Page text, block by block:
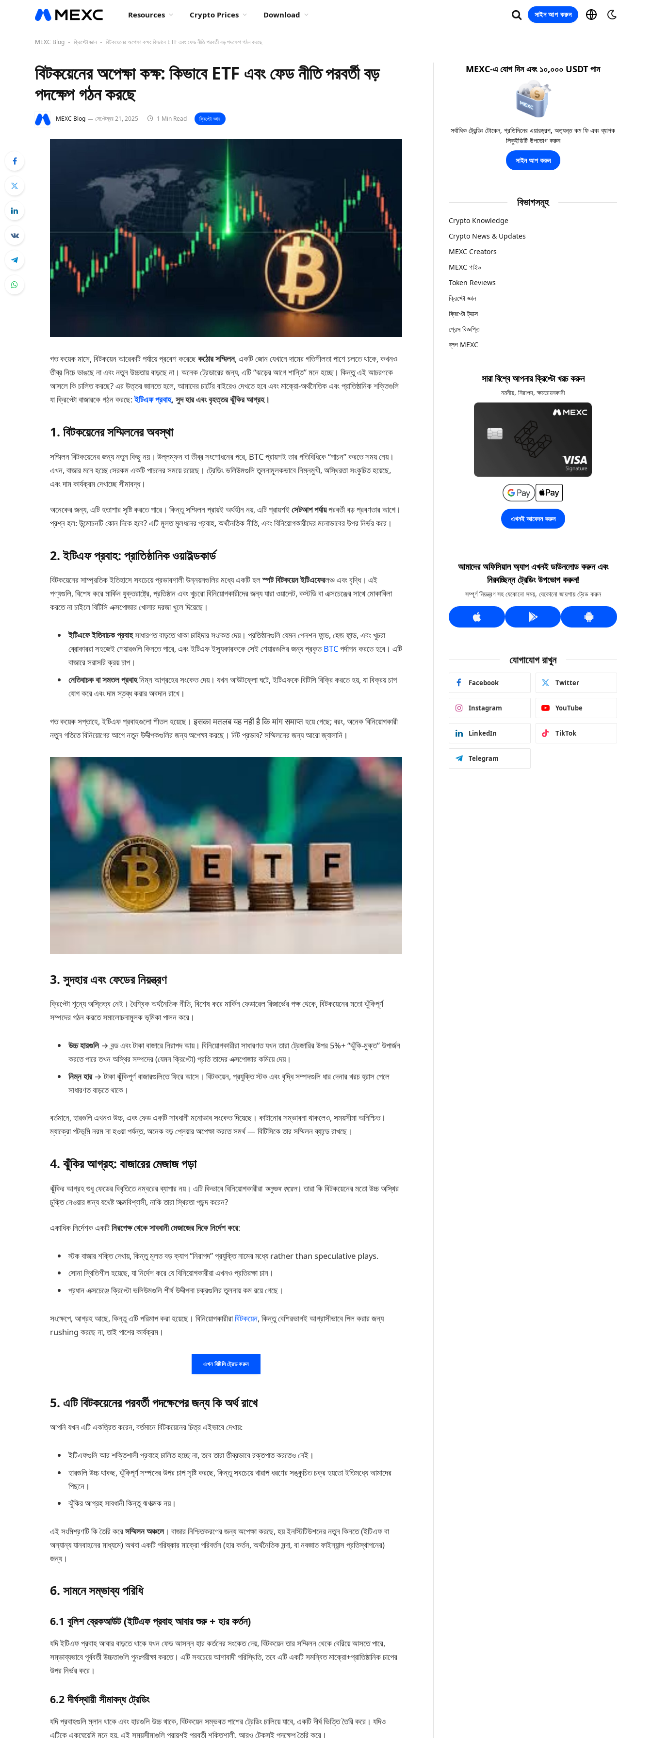
Resources Crypto Prices Download সাইন আপ করুন
MEXC Blog - ক্রিপ্টো জ্ঞান - বিটকয়েনের অপেক্ষা কক্ষ: কিভাবে ETF এবং ফেড নীতি পরবর্তী বড় পদক্ষেপ গঠন করছে
বিটকয়েনের অপেক্ষা কক্ষ: কিভাবে ETF এবং ফেড নীতি পরবর্তী বড়
পদক্ষেপ গঠন করছে
MEXC Blog সেপ্টেম্বর 21, 2025 1 Min Read ক্রিপ্টো জ্ঞান
গত কয়েক মাসে, বিটকয়েন আরেকটি পর্যায়ে প্রবেশ করেছেকঠোর সম্মিলন, একটি জোন যেখানে দামের গতিশীলতা পাশে চলতে থাকে, কখনও
তীব্র নিচে ভাঙছে না এবং নতুন উচ্চতায় বাড়ছে না। অনেক ট্রেডারের জন্য, এটি “ঝড়ের আগে শান্তি” মনে হচ্ছে। কিন্তু এই আচরণকে
আসলে কি চালিত করছে? এর উত্তর জানতে হলে, আমাদের চার্টের বাইরেও দেখতে হবে এবং মাক্রো-অর্থনৈতিক এবং প্রাতিষ্ঠানিক শক্তিগুলি
যা ক্রিপ্টো বাজারকে গঠন করছে:ইটিএফ প্রবাহ, সুদ হার এবং বৃহত্তর ঝুঁকির আগ্রহ।
1. বিটকয়েনের সম্মিলনের অবস্থা
সম্মিলন বিটকয়েনের জন্য নতুন কিছু নয়। উল্লম্ফন বা তীব্র সংশোধনের পরে, BTC প্রায়শই তার গতিবিধিকে “পাচন” করতে সময় নেয়।
এখন, বাজার মনে হচ্ছে সেরকম একটি পাচনের সময়ে রয়েছে। ট্রেডিং ভলিউমগুলি তুলনামূলকভাবে নিম্নমুখী, অস্থিরতা সংকুচিত হয়েছে,
এবং দাম কার্যক্রম দেখাচ্ছে সীমাবদ্ধ।
অনেকের জন্য, এটি হতাশার সৃষ্টি করতে পারে। কিন্তু সম্মিলন প্রায়ই অর্থহীন নয়, এটি প্রায়শইসেটআপ পর্যায়পরবর্তী বড় প্রবণতার আগে।
প্রশ্ন হল: উন্মোচনটি কোন দিকে হবে? এটি মূলত মূলধনের প্রবাহ, অর্থনৈতিক নীতি, এবং বিনিয়োগকারীদের মনোভাবের উপর নির্ভর করে।
2. ইটিএফ প্রবাহ: প্রাতিষ্ঠানিক ওয়াইল্ডকার্ড
বিটকয়েনের সাম্প্রতিক ইতিহাসে সবচেয়ে প্রভাবশালী উন্নয়নগুলির মধ্যে একটি হলস্পট বিটকয়েন ইটিএফেরলঞ্চ এবং বৃদ্ধি। এই
পণ্যগুলি, বিশেষ করে মার্কিন যুক্তরাষ্ট্রে, প্রতিষ্ঠান এবং খুচরো বিনিয়োগকারীদের জন্য যারা ওয়ালেট, কস্টডি বা এক্সচেঞ্জের সাথে মোকাবিলা
করতে না চাইলে বিটিসি এক্সপোজার খোলার দরজা খুলে দিয়েছে।
ইটিএফে ইতিবাচক প্রবাহসাধারণত বাড়তে থাকা চাহিদার সংকেত দেয়। প্রতিষ্ঠানগুলি যেমন পেনশন ফান্ড, হেজ ফান্ড, এবং খুচরা
ব্রোকাররা সহজেই শেয়ারগুলি কিনতে পারে, এবং ইটিএফ ইস্যুকারককে সেই শেয়ারগুলির জন্য প্রকৃতBTCপর্দাপন করতে হবে। এটি
বাজারে সরাসরি ক্রয় চাপ।
নেতিবাচক বা সমতল প্রবাহনিম্ন আগ্রহের সংকেত দেয়। যখন আউটফ্লো ঘটে, ইটিএফকে বিটিসি বিক্রি করতে হয়, যা বিক্রয় চাপ
যোগ করে এবং দাম স্তব্ধ করার অবদান রাখে।
গত কয়েক সপ্তাহে, ইটিএফ প্রবাহগুলো শীতল হয়েছে। इसका मतलब यह नहीं है कि मांग समाप्त হয়ে গেছে; বরং, অনেক বিনিয়োগকারী
নতুন গতিতে বিনিয়োগের আগে নতুন উদ্দীপকগুলির জন্য অপেক্ষা করছে। নিট প্রভাব? সম্মিলনের জন্য আরো জ্বালানি।
3. সুদহার এবং ফেডের নিয়ন্ত্রণ
ক্রিপ্টো শূন্যে অস্তিত্ব নেই। বৈশ্বিক অর্থনৈতিক নীতি, বিশেষ করে মার্কিন ফেডারেল রিজার্ভের পক্ষ থেকে, বিটকয়েনের মতো ঝুঁকিপূর্ণ
সম্পদের গঠন করতে সমালোচনামূলক ভূমিকা পালন করে।
উচ্চ হারগুলি→ বন্ড এবং টাকা বাজারে নিরাপদ আয়। বিনিয়োগকারীরা সাধারণত যখন তারা ট্রেজারির উপর 5%+ “ঝুঁকি-মুক্ত” উপার্জন
করতে পারে তখন অস্থির সম্পদের (যেমন ক্রিপ্টো) প্রতি তাদের এক্সপোজার কমিয়ে দেয়।
নিম্ন হার→ টাকা ঝুঁকিপূর্ণ বাজারগুলিতে ফিরে আসে। বিটকয়েন, প্রযুক্তি স্টক এবং বৃদ্ধি সম্পদগুলি ধার দেনার খরচ হ্রাস পেলে
সাধারণত বাড়তে থাকে।
বর্তমানে, হারগুলি এখনও উচ্চ, এবং ফেড একটি সাবধানী মনোভাব সংকেত দিয়েছে। কাটানোর সম্ভাবনা থাকলেও, সময়সীমা অনিশ্চিত।
ম্যাক্রো পটভূমি নরম না হওয়া পর্যন্ত, অনেক বড় প্লেয়ার অপেক্ষা করতে সমর্থ — বিটিসিকে তার সম্মিলন ব্যান্ডে রাখছে।
4. ঝুঁকির আগ্রহ: বাজারের মেজাজ পড়া
ঝুঁকির আগ্রহ শুধু ফেডের বিবৃতিতে নম্বরের ব্যাপার নয়। এটি কিভাবে বিনিয়োগকারীরা অনুভব করেন। তারা কি বিটকয়েনের মতো উচ্চ অস্থির
চুক্তি নেওয়ার জন্য যথেষ্ট আত্মবিশ্বাসী, নাকি তারা স্থিরতা পছন্দ করেন?
একাধিক নির্দেশক একটিনিরপেক্ষ থেকে সাবধানী মেজাজের দিকে নির্দেশ করে:
স্টক বাজার শক্তি দেখায়, কিন্তু মূলত বড় ক্যাপ “নিরাপদ” প্রযুক্তি নামের মধ্যে rather than speculative plays.
সোনা স্থিতিশীল হয়েছে, যা নির্দেশ করে যে বিনিয়োগকারীরা এখনও প্রতিরক্ষা চান।
প্রধান এক্সচেঞ্জে ক্রিপ্টো ভলিউমগুলি শীর্ষ উদ্দীপনা চক্রগুলির তুলনায় কম রয়ে গেছে।
সংক্ষেপে, আগ্রহ আছে, কিন্তু এটি পরিমাপ করা হয়েছে। বিনিয়োগকারীরাবিটকয়েন, কিন্তু বেশিরভাগই আগ্রাসীভাবে পিল করার জন্য
rushing করছে না, তাই পাশের কার্যক্রম।
এখন বিটিসি ট্রেড করুন
5. এটি বিটকয়েনের পরবর্তী পদক্ষেপের জন্য কি অর্থ রাখে
আপনি যখন এটি একত্রিত করেন, বর্তমানে বিটকয়েনের চিত্র এইভাবে দেখায়:
ইটিএফগুলি আর শক্তিশালী প্রবাহে চালিত হচ্ছে না, তবে তারা তীব্রভাবে রক্তপাত করতেও নেই।
হারগুলি উচ্চ থাকছ, ঝুঁকিপূর্ণ সম্পদের উপর চাপ সৃষ্টি করছে, কিন্তু সবচেয়ে খারাপ ধরণের সঙ্কুচিত চক্র হয়তো ইতিমধ্যে আমাদের
পিছনে।
ঝুঁকির আগ্রহ সাবধানী কিন্তু ঋণাত্মক নয়।
এই সংমিশ্রণটি কি তৈরি করেসম্মিলন অঞ্চলে। বাজার নিশ্চিতকরণের জন্য অপেক্ষা করছে, হয় ইনস্টিটিউশনের নতুন কিনতে (ইটিএফ বা
অন্যান্য যানবাহনের মাধ্যমে) অথবা একটি পরিষ্কার মাক্রো পরিবর্তন (হার কর্তন, অর্থনৈতিক মন্দা, বা নবজাত ফাইন্যান্স প্রতিস্থাপনের)
জন্য।
6. সামনে সম্ভাব্য পরিধি
6.1 বুলিশ ব্রেকআউট (ইটিএফ প্রবাহ আবার শুরু + হার কর্তন)
যদি ইটিএফ প্রবাহ আবার বাড়তে থাকে যখন ফেড আসন্ন হার কর্তনের সংকেত দেয়, বিটকয়েন তার সম্মিলন থেকে বেরিয়ে আসতে পারে,
সম্ভাব্যভাবে পূর্ববর্তী উচ্চতাগুলি পুনঃপরীক্ষা করতে। এটি সবচেয়ে আশাবাদী পরিস্থিতি, তবে এটি একটি সমন্বিত মাক্রো+প্রাতিষ্ঠানিক চাপের
উপর নির্ভর করে।
6.2 দীর্ঘস্থায়ী সীমাবদ্ধ ট্রেডিং
যদি প্রবাহগুলি ম্লান থাকে এবং হারগুলি উচ্চ থাকে, বিটকয়েন সম্ভবত পাশের ট্রেডিং চালিয়ে যাবে, একটি দীর্ঘ ভিত্তি তৈরি করে। যদিও
এটিকে একঘেয়েমি মনে হয়, এই সময়সীমাগুলি প্রায়শই পরবর্তী শক্তিশালী, আরও টেকসই পদক্ষেপ তৈরি করে।
MEXC-এ যোগ দিন এবং ১০,০০০ USDT পান
সর্বাধিক ট্রেন্ডিং টোকেন, প্রতিদিনের এয়ারড্রপ, অত্যন্ত কম ফি এবং ব্যাপক
লিকুইডিটি উপভোগ করুন
সাইন আপ করুন
বিভাগসমূহ
Crypto Knowledge
Crypto News & Updates
MEXC Creators
MEXC গাইড
Token Reviews
ক্রিপ্টো জ্ঞান
ক্রিপ্টো ট্যাক্স
প্রেস বিজ্ঞপ্তি
ব্লগ MEXC
সারা বিশ্বে আপনার ক্রিপ্টো খরচ করুন
নমনীয়, নিরাপদ, ক্ষমতায়নকারী
এখনই আবেদন করুন
আমাদের অফিসিয়াল অ্যাপ এখনই ডাউনলোড করুন এবং
নিরবচ্ছিন্ন ট্রেডিং উপভোগ করুন!
সম্পূর্ণ নিয়ন্ত্রণ সহ যেকোনো সময়, যেকোনো জায়গায় ট্রেড করুন
যোগাযোগ রাখুন
Facebook Twitter
Instagram YouTube
LinkedIn TikTok
Telegram